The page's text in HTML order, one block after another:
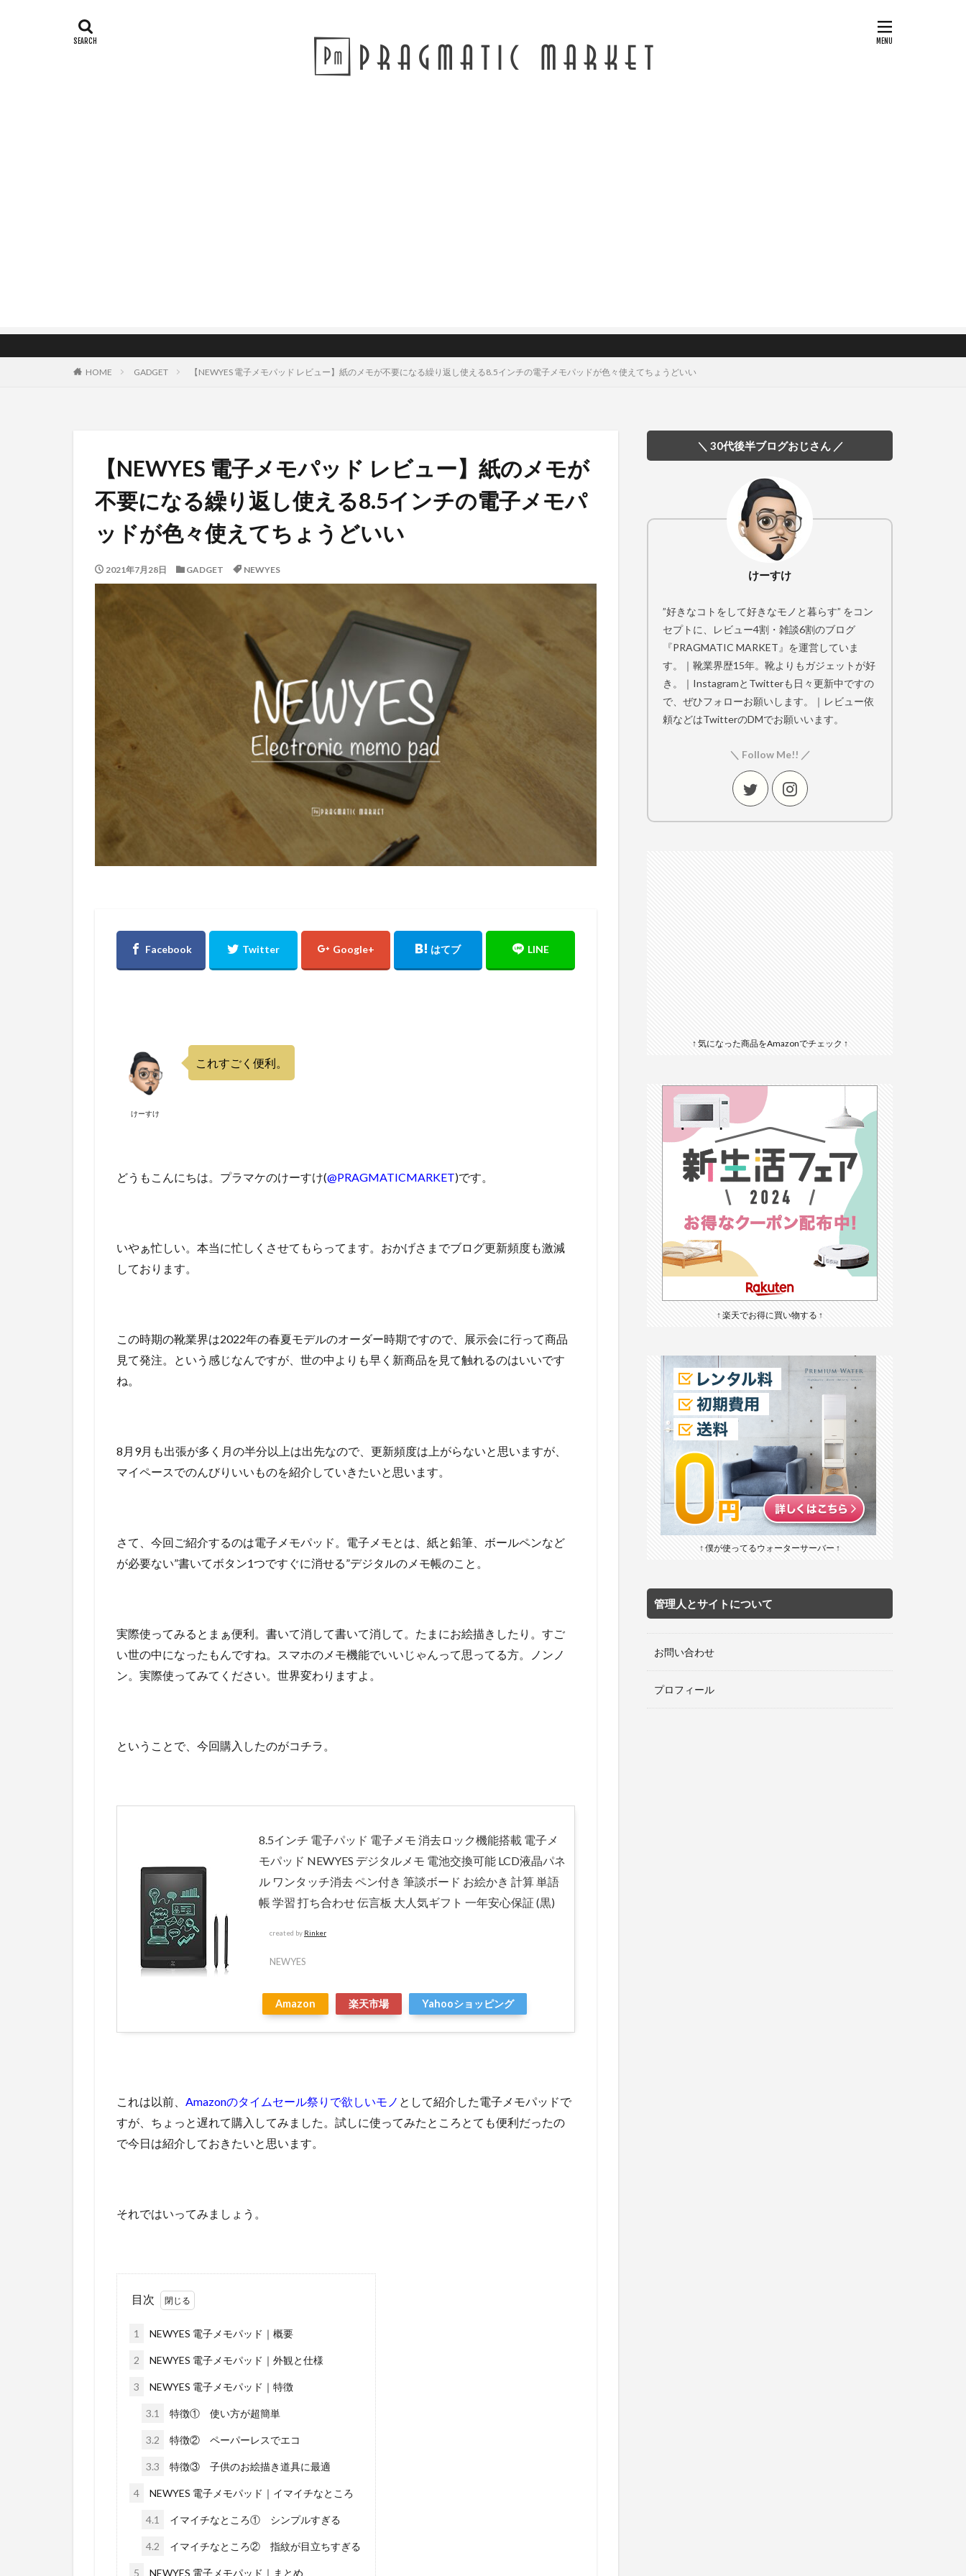
HOME GADGET 【NEWYES 電子メモパッド レビュー】紙のメモが不要になる繰り返し使える8.5インチの電子メモパッドが色々使えてちょうどいい
【NEWYES 電子メモパッド レビュー】紙のメモが
不要になる繰り返し使える8.5インチの電子メモパ
ッドが色々使えてちょうどいい
2021年7月28日 GADGET NEWYES
けーすけ
これすごく便利。
どうもこんにちは。プラマケのけーすけ(@PRAGMATICMARKET)です。
いやぁ忙しい。本当に忙しくさせてもらってます。おかげさまでブログ更新頻度も激減
しております。
この時期の靴業界は2022年の春夏モデルのオーダー時期ですので、展示会に行って商品
見て発注。という感じなんですが、世の中よりも早く新商品を見て触れるのはいいです
ね。
8月9月も出張が多く月の半分以上は出先なので、更新頻度は上がらないと思いますが、
マイペースでのんびりいいものを紹介していきたいと思います。
さて、今回ご紹介するのは電子メモパッド。電子メモとは、紙と鉛筆、ボールペンなど
が必要ない”書いてボタン1つですぐに消せる”デジタルのメモ帳のこと。
実際使ってみるとまぁ便利。書いて消して書いて消して。たまにお絵描きしたり。すご
い世の中になったもんですね。スマホのメモ機能でいいじゃんって思ってる方。ノンノ
ン。実際使ってみてください。世界変わりますよ。
ということで、今回購入したのがコチラ。
8.5インチ 電子パッド 電子メモ 消去ロック機能搭載 電子メ
モパッド NEWYES デジタルメモ 電池交換可能 LCD液晶パネ
ル ワンタッチ消去 ペン付き 筆談ボード お絵かき 計算 単語
帳 学習 打ち合わせ 伝言板 大人気ギフト 一年安心保証 (黒)
created by Rinker
NEWYES
Amazon 楽天市場 Yahooショッピング
これは以前、 Amazonのタイムセール祭りで欲しいモノ として紹介した電子メモパッドで
すが、ちょっと遅れて購入してみました。試しに使ってみたところとても便利だったの
で今日は紹介しておきたいと思います。
それではいってみましょう。
目次
1 NEWYES 電子メモパッド｜概要
2 NEWYES 電子メモパッド｜外観と仕様
3 NEWYES 電子メモパッド｜特徴
3.1 特徴① 使い方が超簡単
3.2 特徴② ペーパーレスでエコ
3.3 特徴③ 子供のお絵描き道具に最適
4 NEWYES 電子メモパッド｜イマイチなところ
4.1 イマイチなところ① シンプルすぎる
4.2 イマイチなところ② 指紋が目立ちすぎる
5 NEWYES 電子メモパッド｜まとめ
＼ 30代後半ブログおじさん ／
けーすけ
”好きなコトをして好きなモノと暮らす” をコン
セプトに、レビュー4割・雑談6割のブログ
『PRAGMATIC MARKET』を運営していま
す。｜靴業界歴15年。靴よりもガジェットが好
き。｜InstagramとTwitterも日々更新中ですの
で、ぜひフォローお願いします。｜レビュー依
頼などはTwitterのDMでお願いいます。
＼ Follow Me!! ／
↑ 気になった商品をAmazonでチェック ↑
↑ 楽天でお得に買い物する ↑
↑ 僕が使ってるウォーターサーバー ↑
管理人とサイトについて
お問い合わせ
プロフィール